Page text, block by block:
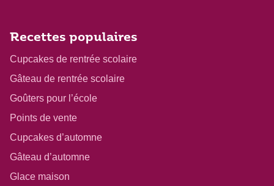
Recettes populaires
Cupcakes de rentrée scolaire
Gâteau de rentrée scolaire
Goûters pour l’école
Points de vente
Cupcakes d’automne
Gâteau d’automne
Glace maison